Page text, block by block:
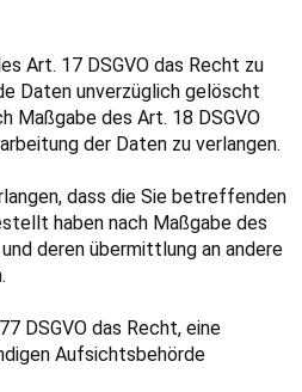
Art. 17 DSGVO das Recht zu
Daten unverzüglich gelöscht
Maßgabe des Art. 18 DSGVO
der Daten zu verlangen.
dass die Sie betreffenden
haben nach Maßgabe des
deren übermittlung an andere
DSGVO das Recht, eine
Aufsichtsbehörde